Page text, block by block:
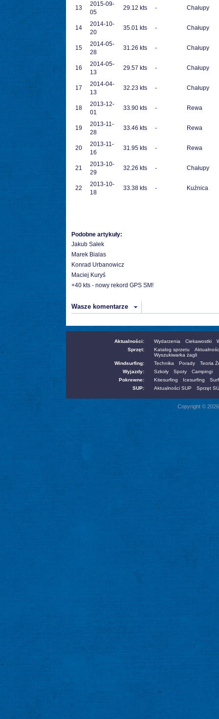
13
2015-09-
05
29.12 kts - Chałupy
14
2014-10-
20
35.01 kts - Chałupy
15
2014-05-
28
31.26 kts - Chałupy
16
2014-05-
13
29.57 kts - Chałupy
17
2014-04-
13
32.23 kts - Chałupy
18
2013-12-
01
33.90 kts - Rewa
19
2013-11-
28
33.46 kts - Rewa
20
2013-11-
16
31.95 kts - Rewa
21
2013-10-
29
32.26 kts - Chałupy
22
2013-10-
18
33.38 kts - Kuźnica
Podobne artykuły:
Jakub Sałek
Marek Bialas
Konrad Urbanowicz
Maciej Kuryś
+40 kts - nowy rekord GPS SM!
Wasze komentarze
Aktualności: Wydarzenia Ciekawostki
Sprzęt:
Katalog sprzetu
Wyszukiwarka żagli
Windsurfing:
Technika Porady
Teoria
Wyjazdy:
Szkoły Spoty
Campingi
Pokrewne:
Kitesurfing Icesurfing
SUP:
Aktualności SUP Sprzęt
Copyright ©